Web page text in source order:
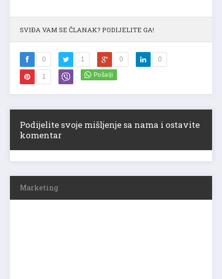
SVIĐA VAM SE ČLANAK? PODIJELITE GA!
0 1 0 0
1
Podijelite svoje mišljenje sa nama i ostavite
komentar
Marketing